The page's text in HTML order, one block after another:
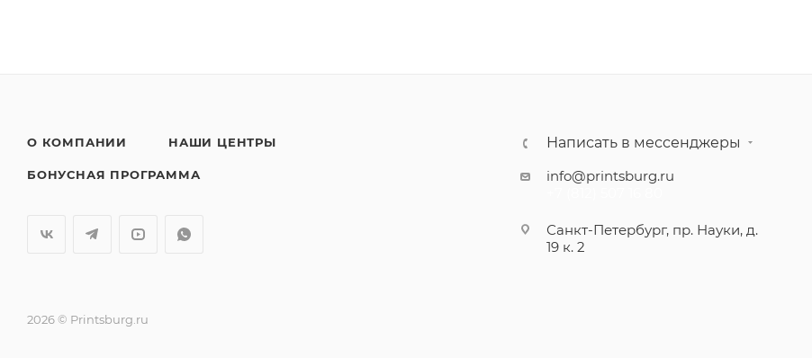
О КОМПАНИИ НАШИ ЦЕНТРЫ
БОНУСНАЯ ПРОГРАММА
Написать в мессенджеры
info@printsburg.ru
Санкт-Петербург, пр. Науки, д.
19 к. 2
2026 © Printsburg.ru